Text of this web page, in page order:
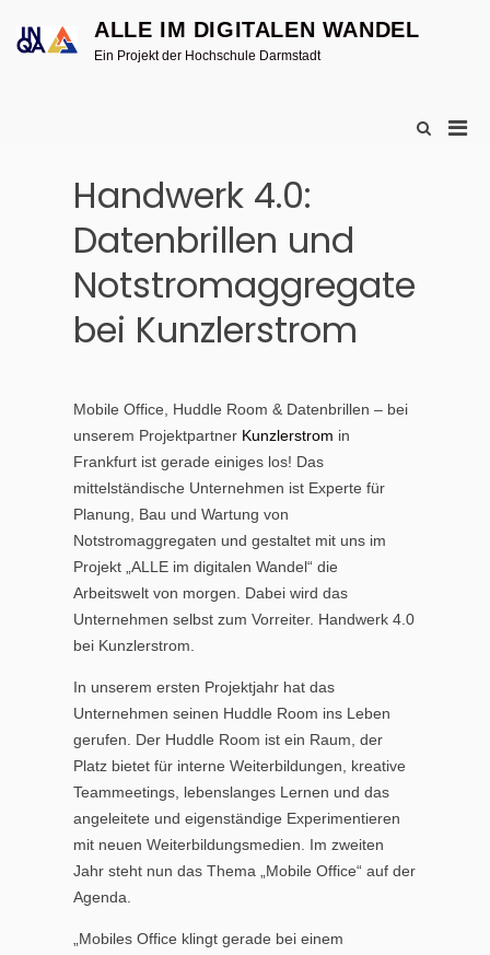
content
ALLE IM DIGITALEN WANDEL
Ein Projekt der Hochschule Darmstadt
Show
Handwerk 4.0:
Datenbrillen und
Notstromaggregate
bei Kunzlerstrom
Mobile Office, Huddle Room & Datenbrillen – bei
unserem Projektpartner Kunzlerstrom in
Frankfurt ist gerade einiges los! Das
mittelständische Unternehmen ist Experte für
Planung, Bau und Wartung von
Notstromaggregaten und gestaltet mit uns im
Projekt „ALLE im digitalen Wandel“ die
Arbeitswelt von morgen. Dabei wird das
Unternehmen selbst zum Vorreiter. Handwerk 4.0
bei Kunzlerstrom.
In unserem ersten Projektjahr hat das
Unternehmen seinen Huddle Room ins Leben
gerufen. Der Huddle Room ist ein Raum, der
Platz bietet für interne Weiterbildungen, kreative
Teammeetings, lebenslanges Lernen und das
angeleitete und eigenständige Experimentieren
mit neuen Weiterbildungsmedien. Im zweiten
Jahr steht nun das Thema „Mobile Office“ auf der
Agenda.
„Mobiles Office klingt gerade bei einem